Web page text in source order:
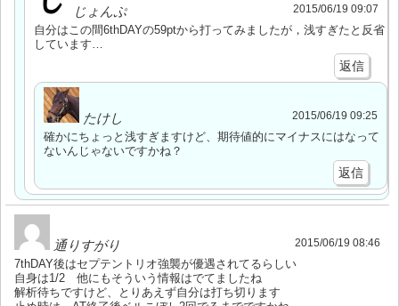
じょんぷ 2015/06/19 09:07
自分はこの間6thDAYの59ptから打ってみましたが，浅すぎたと反省
しています…
返信
たけし 2015/06/19 09:25
確かにちょっと浅すぎますけど、期待値的にマイナスにはなって
ないんじゃないですかね？
返信
通りすがり 2015/06/19 08:46
7thDAY後はセプテントリオ強襲が優遇されてるらしい
自身は1/2 他にもそういう情報はでてましたね
解析待ちですけど、とりあえず自分は打ち切ります